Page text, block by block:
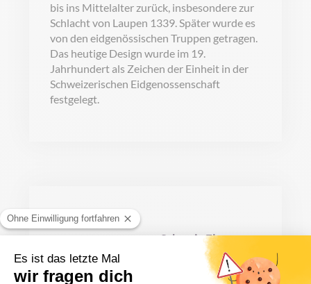
bis ins Mittelalter zurück, insbesondere zur
Schlacht von Laupen 1339. Später wurde es
von den eidgenössischen Truppen getragen.
Das heutige Design wurde im 19.
Jahrhundert als Zeichen der Einheit in der
Schweizerischen Eidgenossenschaft
festgelegt.
Schweiz Flagge
Querformat